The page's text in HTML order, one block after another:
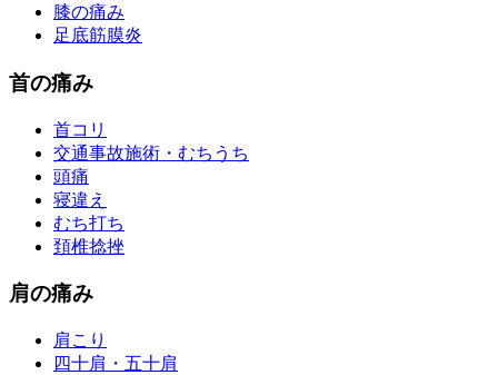
膝の痛み
足底筋膜炎
首の痛み
首コリ
交通事故施術・むちうち
頭痛
寝違え
むち打ち
頚椎捻挫
肩の痛み
肩こり
四十肩・五十肩